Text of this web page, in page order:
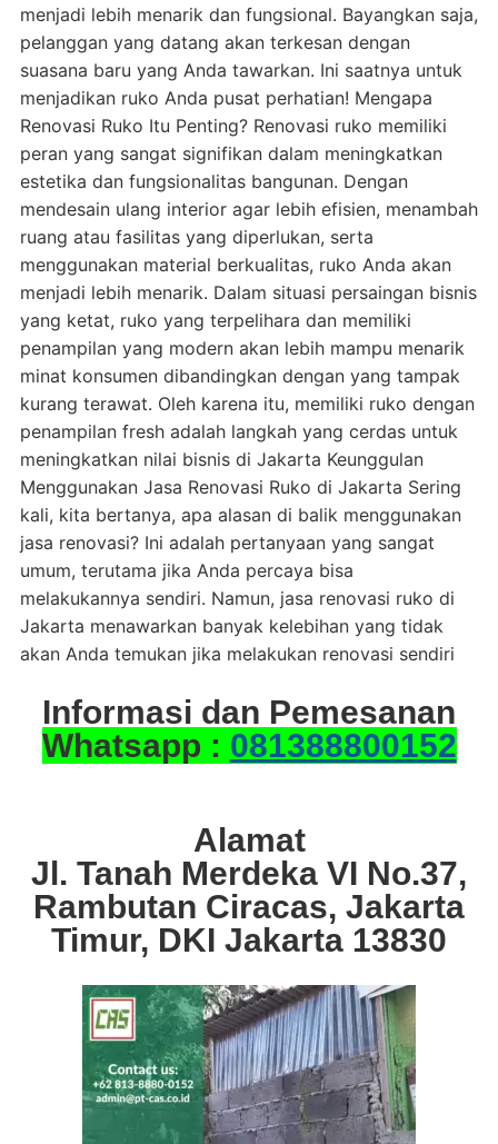
menjadi lebih menarik dan fungsional. Bayangkan saja,
pelanggan yang datang akan terkesan dengan
suasana baru yang Anda tawarkan. Ini saatnya untuk
menjadikan ruko Anda pusat perhatian! Mengapa
Renovasi Ruko Itu Penting? Renovasi ruko memiliki
peran yang sangat signifikan dalam meningkatkan
estetika dan fungsionalitas bangunan. Dengan
mendesain ulang interior agar lebih efisien, menambah
ruang atau fasilitas yang diperlukan, serta
menggunakan material berkualitas, ruko Anda akan
menjadi lebih menarik. Dalam situasi persaingan bisnis
yang ketat, ruko yang terpelihara dan memiliki
penampilan yang modern akan lebih mampu menarik
minat konsumen dibandingkan dengan yang tampak
kurang terawat. Oleh karena itu, memiliki ruko dengan
penampilan fresh adalah langkah yang cerdas untuk
meningkatkan nilai bisnis di Jakarta Keunggulan
Menggunakan Jasa Renovasi Ruko di Jakarta Sering
kali, kita bertanya, apa alasan di balik menggunakan
jasa renovasi? Ini adalah pertanyaan yang sangat
umum, terutama jika Anda percaya bisa
melakukannya sendiri. Namun, jasa renovasi ruko di
Jakarta menawarkan banyak kelebihan yang tidak
akan Anda temukan jika melakukan renovasi sendiri
Informasi dan Pemesanan
Whatsapp : 081388800152
Alamat
Jl. Tanah Merdeka VI No.37,
Rambutan Ciracas, Jakarta
Timur, DKI Jakarta 13830